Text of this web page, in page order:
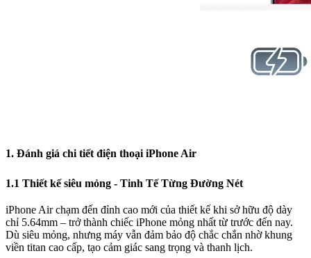
1. Đánh giá chi tiết điện thoại iPhone Air
1.1 Thiết kế siêu mỏng - Tinh Tế Từng Đường Nét
iPhone Air chạm đến đỉnh cao mới của thiết kế khi sở hữu độ dày
chỉ 5.64mm – trở thành chiếc iPhone mỏng nhất từ trước đến nay.
Dù siêu mỏng, nhưng máy vẫn đảm bảo độ chắc chắn nhờ khung
viền titan cao cấp, tạo cảm giác sang trọng và thanh lịch.